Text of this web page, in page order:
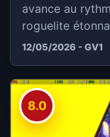
avance au
roguelite
Lord:...
12/05/2026 - GV1
8.0